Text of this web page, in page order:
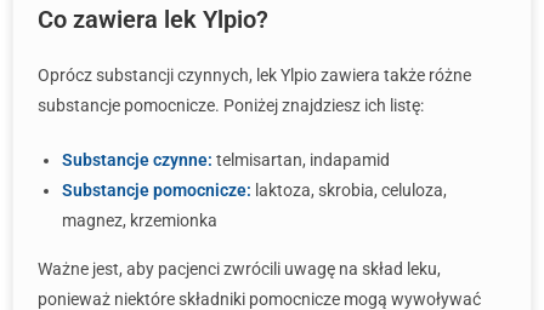
Co zawiera lek Ylpio?
Oprócz substancji czynnych, lek Ylpio zawiera także różne
substancje pomocnicze. Poniżej znajdziesz ich listę:
Substancje czynne: telmisartan, indapamid
Substancje pomocnicze: laktoza, skrobia, celuloza,
magnez, krzemionka
Ważne jest, aby pacjenci zwrócili uwagę na skład leku,
ponieważ niektóre składniki pomocnicze mogą wywoływać